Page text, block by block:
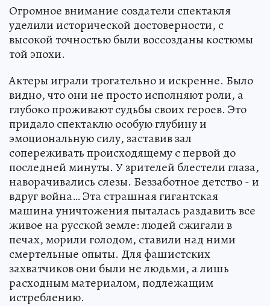
Огромное внимание создатели спектакля
уделили исторической достоверности, с
высокой точностью были воссозданы костюмы
той эпохи.
Актеры играли трогательно и искренне. Было
видно, что они не просто исполняют роли, а
глубоко проживают судьбы своих героев. Это
придало спектаклю особую глубину и
эмоциональную силу, заставив зал
сопереживать происходящему с первой до
последней минуты. У зрителей блестели глаза,
наворачивались слезы. Беззаботное детство - и
вдруг война… Эта страшная гигантская
машина уничтожения пыталась раздавить все
живое на русской земле: людей сжигали в
печах, морили голодом, ставили над ними
смертельные опыты. Для фашистских
захватчиков они были не людьми, а лишь
расходным материалом, подлежащим
истреблению.